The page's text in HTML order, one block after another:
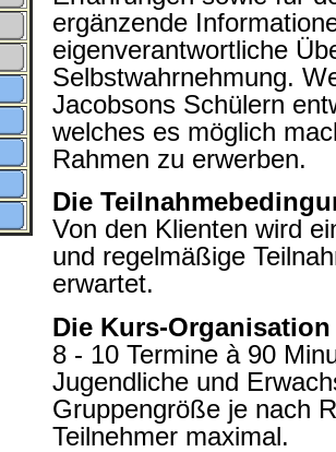
ergänzende
eigenverantwortliche
Selbstwahrnehmung.
Jacobsons Schülern
welches es möglich
Rahmen zu erwerben.
Die
Von den Klienten wird
und regelmäßige
erwartet.
Die Kurs-Organisation
8 - 10 Termine à 90
Jugendliche und
Gruppengröße je nach
Teilnehmer maximal.